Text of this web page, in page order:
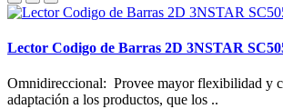
Lector Codigo de Barras 2D 3NSTAR
Omnidireccional: Provee mayor flexibilidad y
adaptación a los productos, que los ..